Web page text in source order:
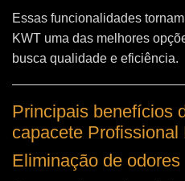
Essas funcionalidades
KWT uma das melhores
busca qualidade e eficiência.
Principais benefícios
capacete Profissional
Eliminação de odores